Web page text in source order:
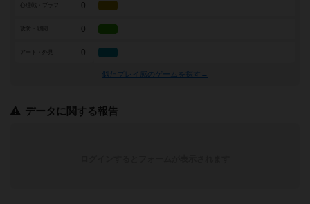
0
0
アート・外見 0
似たプレイ感のゲームを探す→
データに関する報告